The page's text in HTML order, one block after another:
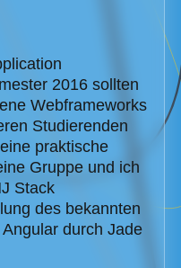
2016 sollten
Webframeworks
Studierenden
praktische
Gruppe und ich
Stack
des bekannten
durch Jade